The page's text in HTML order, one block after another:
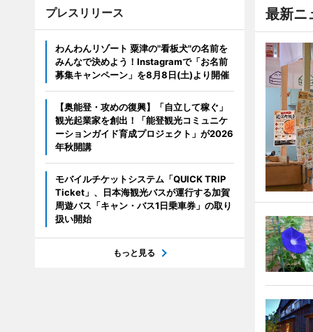
最新ニ
プレスリリース
わんわんリゾート 粟津の"看板犬"の名前を
みんなで決めよう！Instagramで「お名前
募集キャンペーン」を8月8日(土)より開催
【奥能登・攻めの復興】「自立して稼ぐ」
観光起業家を創出！「能登観光コミュニケ
ーションガイド育成プロジェクト」が2026
年秋開講
モバイルチケットシステム「QUICK TRIP
Ticket」、日本海観光バスが運行する加賀
周遊バス「キャン・バス1日乗車券」の取り
扱い開始
もっと見る